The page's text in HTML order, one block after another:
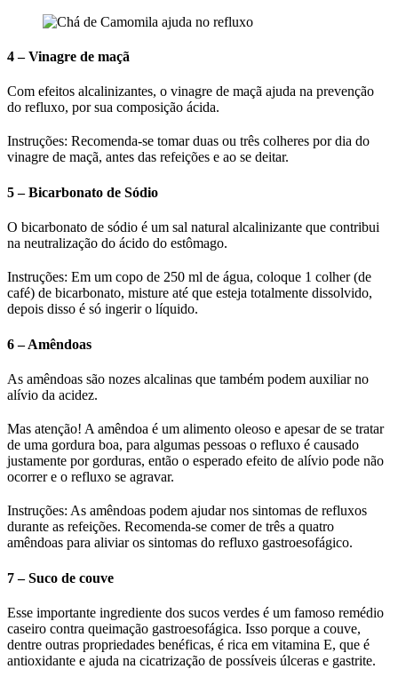
4 – Vinagre de maçã
Com efeitos alcalinizantes, o vinagre de maçã ajuda na prevenção
do refluxo, por sua composição ácida.
Instruções: Recomenda-se tomar duas ou três colheres por dia do
vinagre de maçã, antes das refeições e ao se deitar.
5 – Bicarbonato de Sódio
O bicarbonato de sódio é um sal natural alcalinizante que contribui
na neutralização do ácido do estômago.
Instruções: Em um copo de 250 ml de água, coloque 1 colher (de
café) de bicarbonato, misture até que esteja totalmente dissolvido,
depois disso é só ingerir o líquido.
6 – Amêndoas
As amêndoas são nozes alcalinas que também podem auxiliar no
alívio da acidez.
Mas atenção! A amêndoa é um alimento oleoso e apesar de se tratar
de uma gordura boa, para algumas pessoas o refluxo é causado
justamente por gorduras, então o esperado efeito de alívio pode não
ocorrer e o refluxo se agravar.
Instruções: As amêndoas podem ajudar nos sintomas de refluxos
durante as refeições. Recomenda-se comer de três a quatro
amêndoas para aliviar os sintomas do refluxo gastroesofágico.
7 – Suco de couve
Esse importante ingrediente dos sucos verdes é um famoso remédio
caseiro contra queimação gastroesofágica. Isso porque a couve,
dentre outras propriedades benéficas, é rica em vitamina E, que é
antioxidante e ajuda na cicatrização de possíveis úlceras e gastrite.